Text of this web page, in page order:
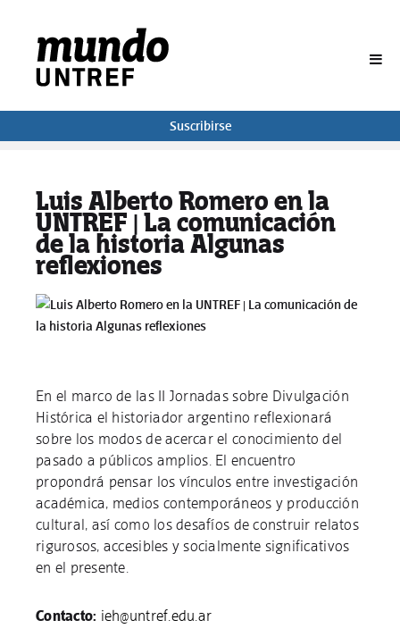
Suscribirse
Luis Alberto Romero en la
UNTREF | La comunicación
de la historia Algunas
reflexiones
En el marco de las II Jornadas sobre Divulgación
Histórica el historiador argentino reflexionará
sobre los modos de acercar el conocimiento del
pasado a públicos amplios. El encuentro
propondrá pensar los vínculos entre investigación
académica, medios contemporáneos y producción
cultural, así como los desafíos de construir relatos
rigurosos, accesibles y socialmente significativos
en el presente.
Contacto: ieh@untref.edu.ar